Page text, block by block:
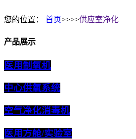
您的位置： 首页>>>>供应室净化
产品展示
医用制氧机
中心供氧系统
空气净化消毒机
医用方舱/实验室